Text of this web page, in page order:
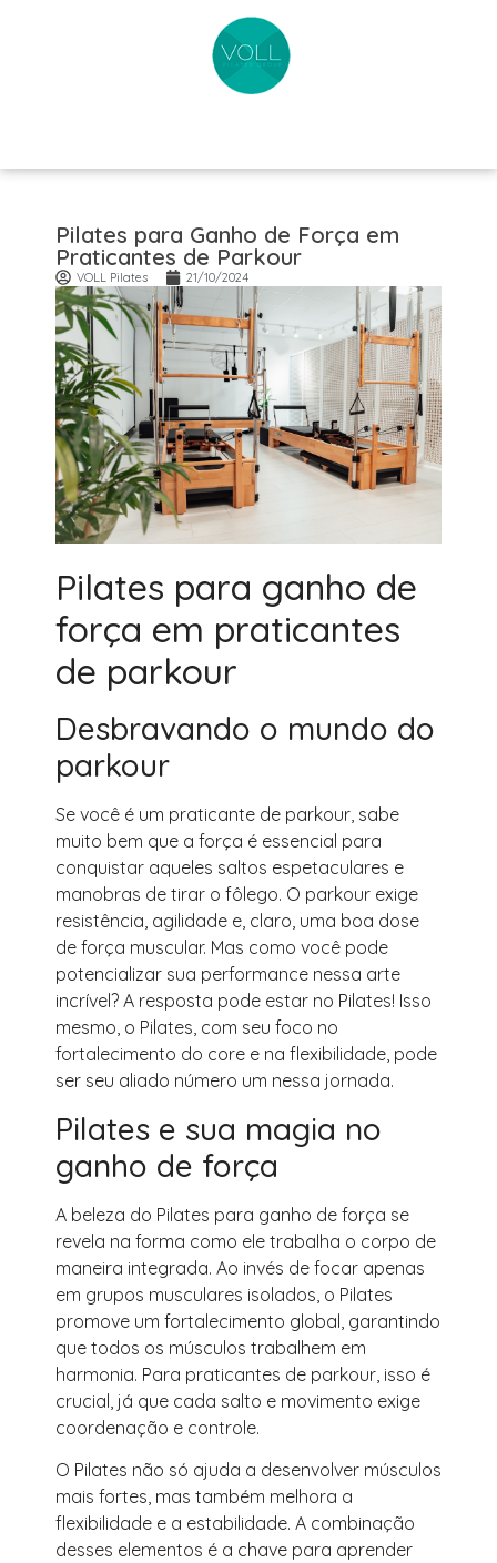
Pilates para Ganho de Força em
Praticantes de Parkour
VOLL Pilates 21/10/2024
Pilates para ganho de
força em praticantes
de parkour
Desbravando o mundo do
parkour
Se você é um praticante de parkour, sabe
muito bem que a força é essencial para
conquistar aqueles saltos espetaculares e
manobras de tirar o fôlego. O parkour exige
resistência, agilidade e, claro, uma boa dose
de força muscular. Mas como você pode
potencializar sua performance nessa arte
incrível? A resposta pode estar no Pilates! Isso
mesmo, o Pilates, com seu foco no
fortalecimento do core e na flexibilidade, pode
ser seu aliado número um nessa jornada.
Pilates e sua magia no
ganho de força
A beleza do Pilates para ganho de força se
revela na forma como ele trabalha o corpo de
maneira integrada. Ao invés de focar apenas
em grupos musculares isolados, o Pilates
promove um fortalecimento global, garantindo
que todos os músculos trabalhem em
harmonia. Para praticantes de parkour, isso é
crucial, já que cada salto e movimento exige
coordenação e controle.
O Pilates não só ajuda a desenvolver músculos
mais fortes, mas também melhora a
flexibilidade e a estabilidade. A combinação
desses elementos é a chave para aprender